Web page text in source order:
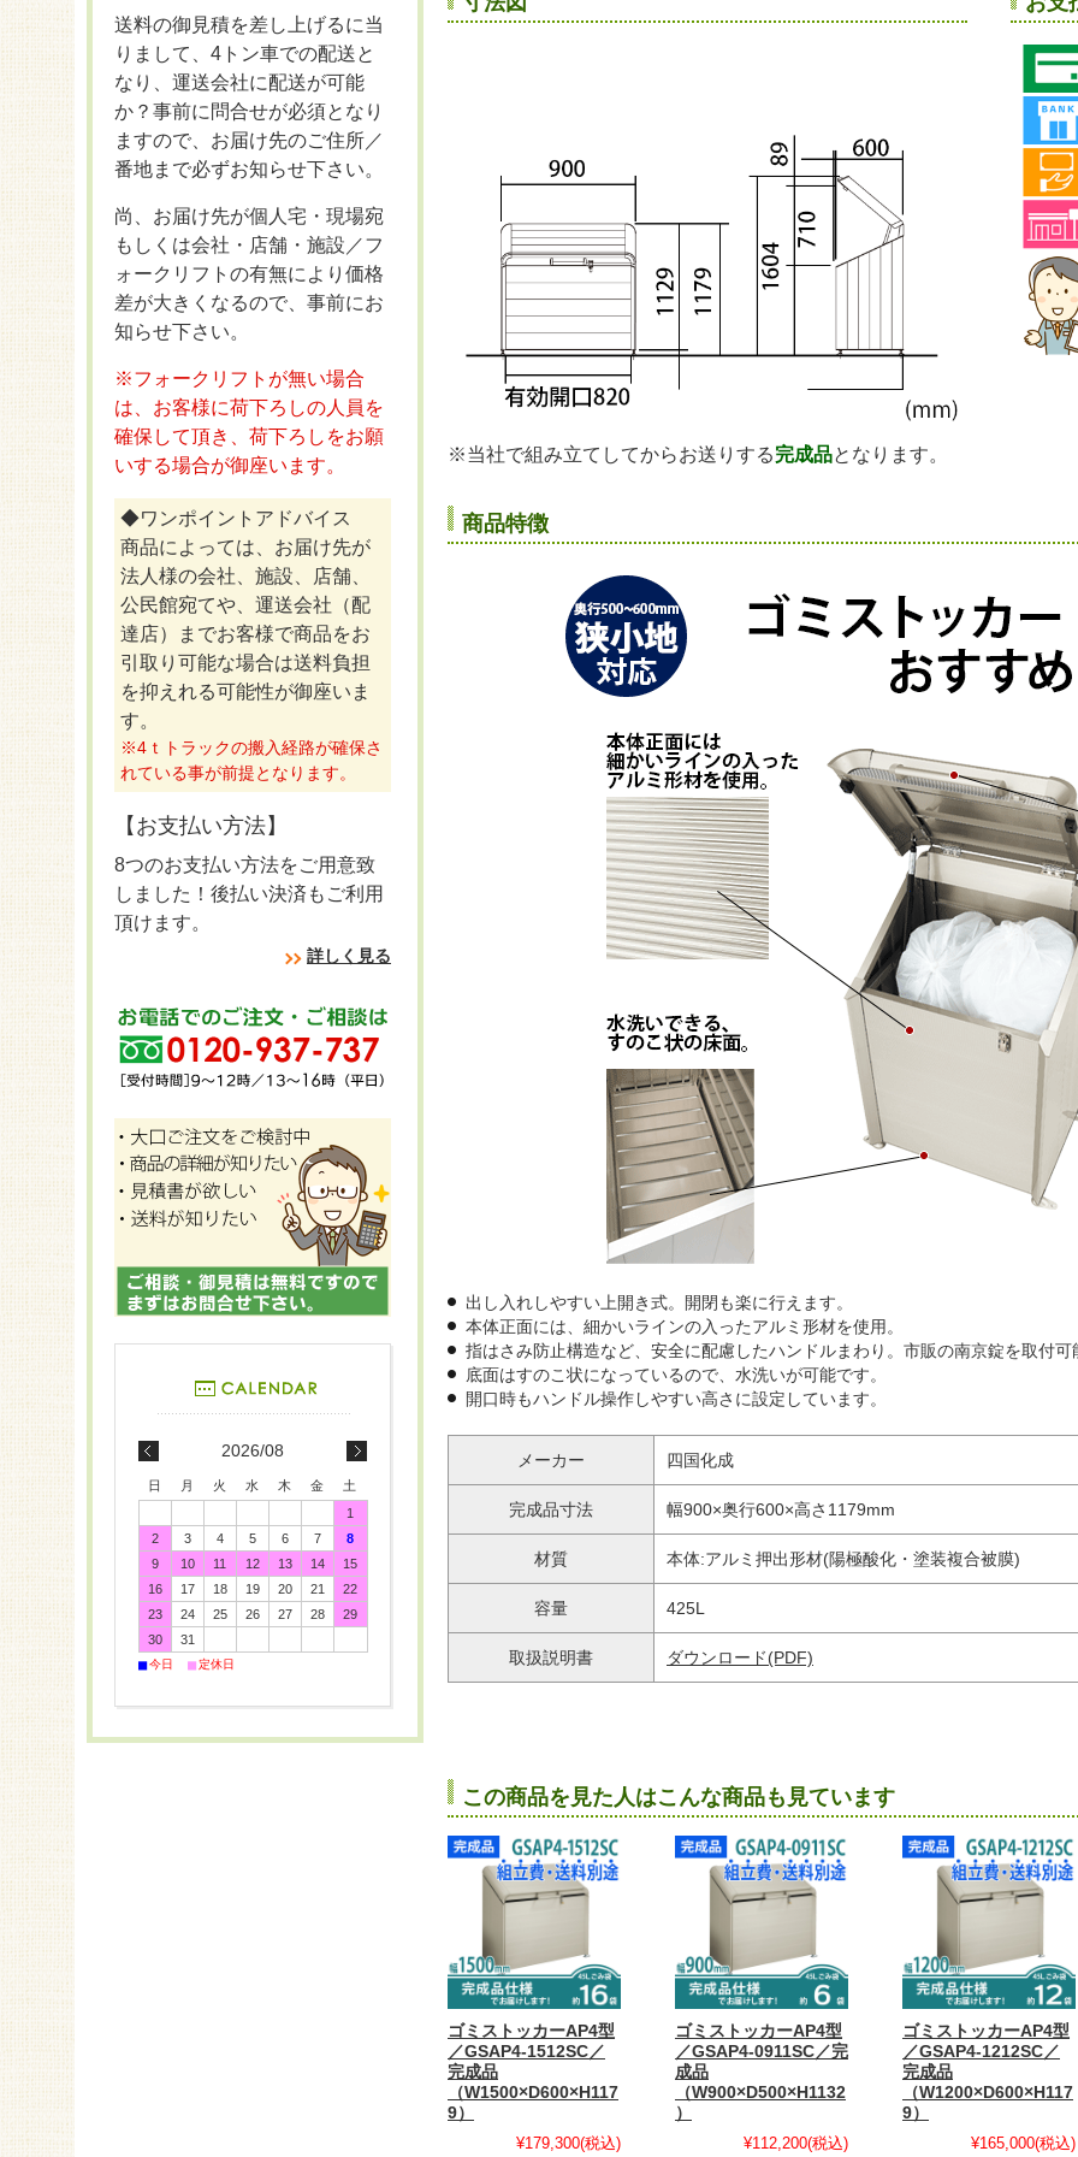
※当社で組み立てしてからお送りする完成品となります。
商品特徴
出し入れしやすい上開き式。開閉も楽に行えます。
本体正面には、細かいラインの入ったアルミ形材を使用。
指はさみ防止構造など、安全に配慮したハンドルまわり。市販の南京錠を取付可
底面はすのこ状になっているので、水洗いが可能です。
開口時もハンドル操作しやすい高さに設定しています。
メーカー 四国化成
完成品寸法 幅900×奥行600×高さ1179mm
材質 本体:アルミ押出形材(陽極酸化・塗装複合被膜)
容量 425L
取扱説明書 ダウンロード(PDF)
この商品を見た人はこんな商品も見ています
ゴミストッカーAP4型
／GSAP4-1512SC／
完成品
（W1500×D600×H117
9）
¥179,300(税込)
ゴミストッカーAP4型
／GSAP4-0911SC／完
成品
（W900×D500×H1132
）
¥112,200(税込)
ゴミストッカーAP4型
／GSAP4-1212SC／
完成品
（W1200×D600×H117
9）
¥165,000(税込)
送料の御見積を差し上げるに当
りまして、4トン車での配送と
なり、運送会社に配送が可能
か？事前に問合せが必須となり
ますので、お届け先のご住所／
番地まで必ずお知らせ下さい。
尚、お届け先が個人宅・現場宛
もしくは会社・店舗・施設／フ
ォークリフトの有無により価格
差が大きくなるので、事前にお
知らせ下さい。
※フォークリフトが無い場合
は、お客様に荷下ろしの人員を
確保して頂き、荷下ろしをお願
いする場合が御座います。
◆ワンポイントアドバイス
商品によっては、お届け先が
法人様の会社、施設、店舗、
公民館宛てや、運送会社（配
達店）までお客様で商品をお
引取り可能な場合は送料負担
を抑えれる可能性が御座いま
す。
※4ｔトラックの搬入経路が確保さ
れている事が前提となります。
【お支払い方法】
8つのお支払い方法をご用意致
しました！後払い決済もご利用
頂けます。
詳しく見る
2026/08
日 月 火 水 木 金
土
1
2
3 4 5 6 7
8
9
10 11 12 13 14
15
16
17 18 19 20 21
22
23
24 25 26 27 28
29
30
31
■今日 ■定休日